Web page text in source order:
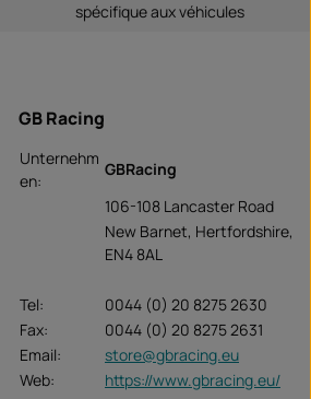
spécifique aux véhicules
GB Racing
Unternehm
en:
GBRacing
106-108 Lancaster Road
New Barnet, Hertfordshire,
EN4 8AL
Tel:
0044 (0) 20 8275 2630
Fax:
0044 (0) 20 8275 2631
Email:
store@gbracing.eu
Web:
https://www.gbracing.eu/